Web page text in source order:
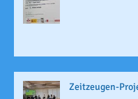
Zeitzeugen-